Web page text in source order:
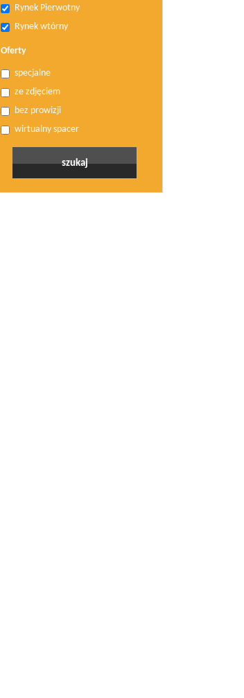
Rynek Pierwotny
Rynek wtórny
Oferty
specjalne
ze zdjęciem
bez prowizji
wirtualny spacer